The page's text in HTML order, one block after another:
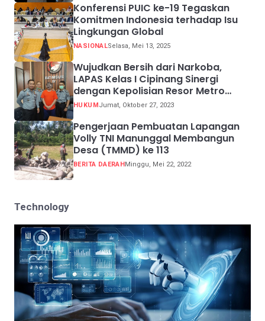
Konferensi PUIC ke-19 Tegaskan
Komitmen Indonesia terhadap Isu
Lingkungan Global
NASIONALSelasa, Mei 13, 2025
Wujudkan Bersih dari Narkoba,
LAPAS Kelas I Cipinang Sinergi
dengan Kepolisian Resor Metro
Jakarta Barat
HUKUMJumat, Oktober 27, 2023
Pengerjaan Pembuatan Lapangan
Volly TNI Manunggal Membangun
Desa (TMMD) ke 113
BERITA DAERAHMinggu, Mei 22, 2022
Technology